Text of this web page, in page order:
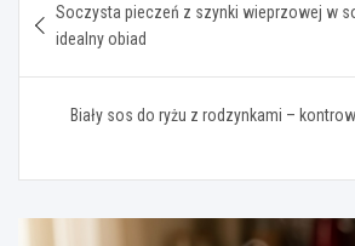
wpisu
Soczysta pieczeń z szynki wieprzowej w
idealny obiad
Biały sos do ryżu z rodzynkami –